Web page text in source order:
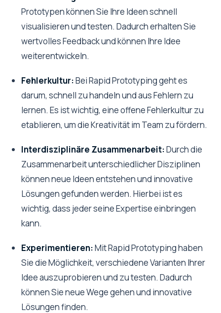
Prototypen können Sie Ihre Ideen schnell
visualisieren und testen. Dadurch erhalten Sie
wertvolles Feedback und können Ihre Idee
weiterentwickeln.
Fehlerkultur:Bei Rapid Prototyping geht es
darum, schnell zu handeln und aus Fehlern zu
lernen. Es ist wichtig, eine offene Fehlerkultur zu
etablieren, um die Kreativität im Team zu fördern.
Interdisziplinäre Zusammenarbeit:Durch die
Zusammenarbeit unterschiedlicher Disziplinen
können neue Ideen entstehen und innovative
Lösungen gefunden werden. Hierbei ist es
wichtig, dass jeder seine Expertise einbringen
kann.
Experimentieren:Mit Rapid Prototyping haben
Sie die Möglichkeit, verschiedene Varianten Ihrer
Idee auszuprobieren und zu testen. Dadurch
können Sie neue Wege gehen und innovative
Lösungen finden.